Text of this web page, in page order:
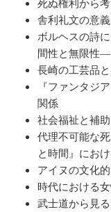
死ぬ権利から
舎利礼文の意
ボルヘスの詩
間性と無限性―
長崎の工芸品
『ファンタジ
関係
社会福祉と補
代理不可能な
と時間』にお
アイヌの文化
時代における
武士道から見